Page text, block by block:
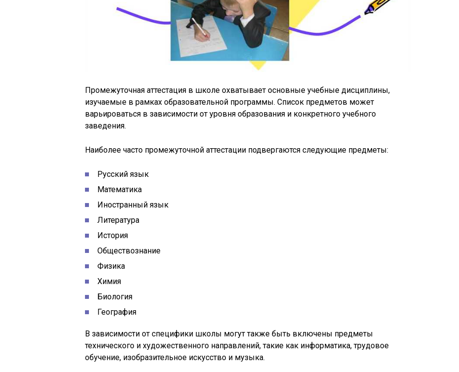
Промежуточная аттестация в школе охватывает основные учебные дисциплины,
изучаемые в рамках образовательной программы. Список предметов может
варьироваться в зависимости от уровня образования и конкретного учебного
заведения.
Наиболее часто промежуточной аттестации подвергаются следующие предметы:
Русский язык
Математика
Иностранный язык
Литература
История
Обществознание
Физика
Химия
Биология
География
В зависимости от специфики школы могут также быть включены предметы
технического и художественного направлений, такие как информатика, трудовое
обучение, изобразительное искусство и музыка.